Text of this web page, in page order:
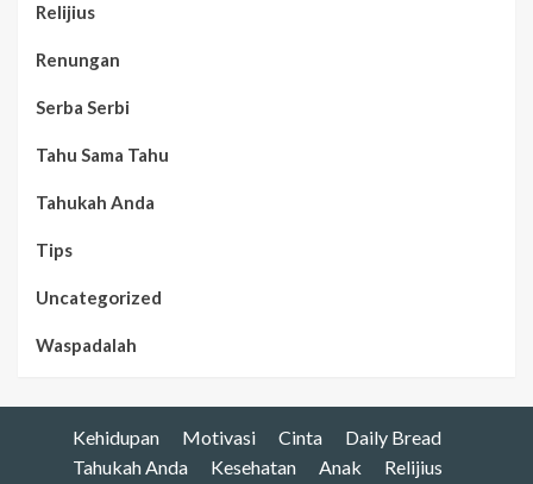
Relijius
Renungan
Serba Serbi
Tahu Sama Tahu
Tahukah Anda
Tips
Uncategorized
Waspadalah
Kehidupan Motivasi Cinta
Daily Bread
Tahukah Anda
Kesehatan Anak Relijius